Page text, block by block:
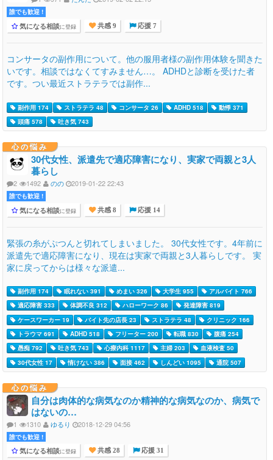
誰でも歓迎 !
気になる相談に登録 共感 9 応援 7
コンサータの副作用について。他の服用者様の副作用体験を聞きた
いです。相談ではなくてすみません…。 ADHDと診断を受けた者
です。つい最近ストラテラでは副作...
副作用 174 ストラテラ 48 コンサータ 26 ADHD 518
動悸 371
頭痛 578
吐き気 743
心の悩み
30代女性、派遣先で適応障害になり、実家で両親と3人
暮らし
2 1492 のの 2019-01-22 22:43
誰でも歓迎 !
気になる相談に登録 共感 8 応援 14
緊張の糸がぷつんと切れてしまいました。 30代女性です。4年前に
派遣先で適応障害になり、現在は実家で両親と3人暮らしです。 実
家に戻ってからは様々な派遣...
副作用 174 眠れない 391 めまい 326 大学生 955
アルバイト 766
適応障害 333
体調不良 312 ハローワーク 86
発達障害 819
ケースワーカー 19
バイト先の店長 23 ストラテラ 48
クリニック 166
トラウマ 691
ADHD 518 フリーター 200 転職 830
腹痛 254
愚痴 792
吐き気 743 心療内科 1117 主婦 203
血液検査 50
30代女性 17
情けない 386 面接 462 しんどい 1095 通院 507
心の悩み
自分は肉体的な病気なのか精神的な病気なのか、病気で
はないの…
1 1310 ゆるり 2018-12-29 04:56
誰でも歓迎 !
気になる相談に登録 共感 28 応援 31